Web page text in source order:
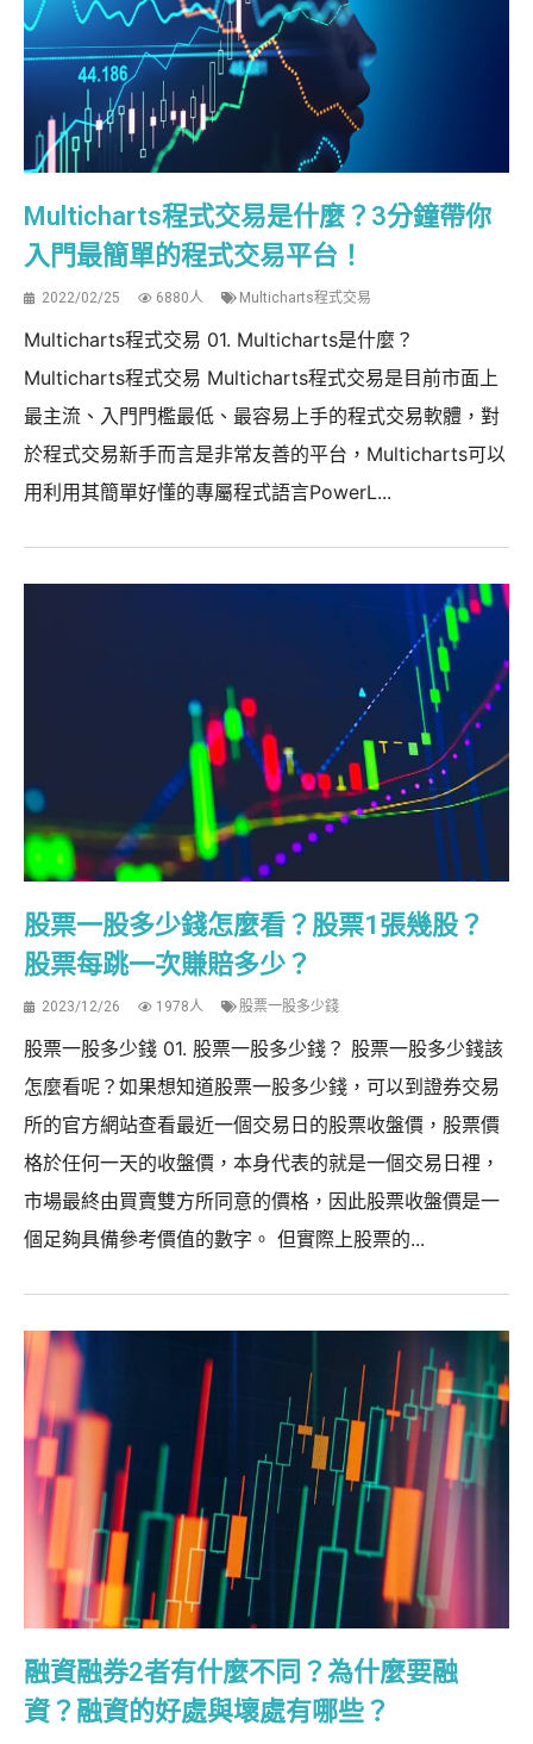
Multicharts程式交易是什麼？3分鐘帶你
入門最簡單的程式交易平台！
2022/02/25 6880人 Multicharts程式交易
Multicharts程式交易 01. Multicharts是什麼？
Multicharts程式交易 Multicharts程式交易是目前市面上
最主流、入門門檻最低、最容易上手的程式交易軟體，對
於程式交易新手而言是非常友善的平台，Multicharts可以
用利用其簡單好懂的專屬程式語言PowerL...
股票一股多少錢怎麼看？股票1張幾股？
股票每跳一次賺賠多少？
2023/12/26 1978人 股票一股多少錢
股票一股多少錢 01. 股票一股多少錢？ 股票一股多少錢該
怎麼看呢？如果想知道股票一股多少錢，可以到證券交易
所的官方網站查看最近一個交易日的股票收盤價，股票價
格於任何一天的收盤價，本身代表的就是一個交易日裡，
市場最終由買賣雙方所同意的價格，因此股票收盤價是一
個足夠具備參考價值的數字。 但實際上股票的...
融資融券2者有什麼不同？為什麼要融
資？融資的好處與壞處有哪些？